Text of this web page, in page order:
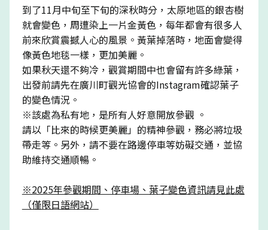
到了11月中旬至下旬的深秋時分，太原地區的銀杏樹
就會變色，周遭染上一片金黃色，每年都會有很多人
前來欣賞震撼人心的風景。黃葉掉落時，地面會變得
像黃色地毯一樣，更加美麗。
如果秋天還不夠冷，觀賞期間中也會留有許多綠葉，
出發前請先在廣川町觀光協會的Instagram確認葉子
的變色情況。
※該處為私有地，是所有人好意開放參觀 。
請以「比來的時候更美麗」的精神參觀，務必將垃圾
帶走等。另外，請不要在路邊停車等妨礙交通，並協
助維持交通順暢。
※2025年參觀期間、停車場、葉子變色資訊請見此處
（僅限日語網站）